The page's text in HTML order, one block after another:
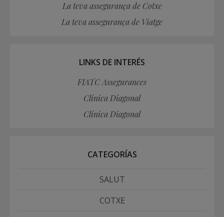
La teva assegurança de Cotxe
La teva assegurança de Viatge
LINKS DE INTERÉS
FIATC Assegurances
Clínica Diagonal
Clínica Diagonal
CATEGORÍAS
SALUT
COTXE